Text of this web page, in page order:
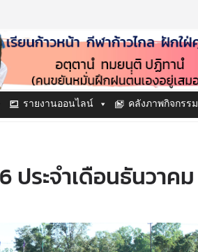
รายงานออนไลน์ คลังภาพกิจกรรม
ระจำเดือนธันวาคม